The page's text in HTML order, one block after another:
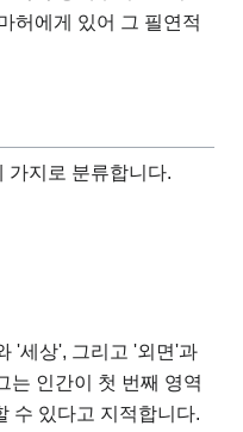
허에게 있어 그 필연적
가지로 분류합니다.
'세상', 그리고 '외면'과
는 인간이 첫 번째 영역
수 있다고 지적합니다.